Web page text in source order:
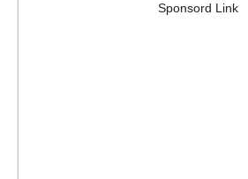
Sponsord Link